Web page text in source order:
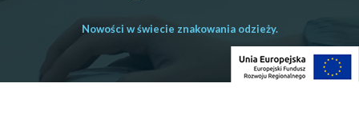
Nowości w świecie znakowania odzieży.